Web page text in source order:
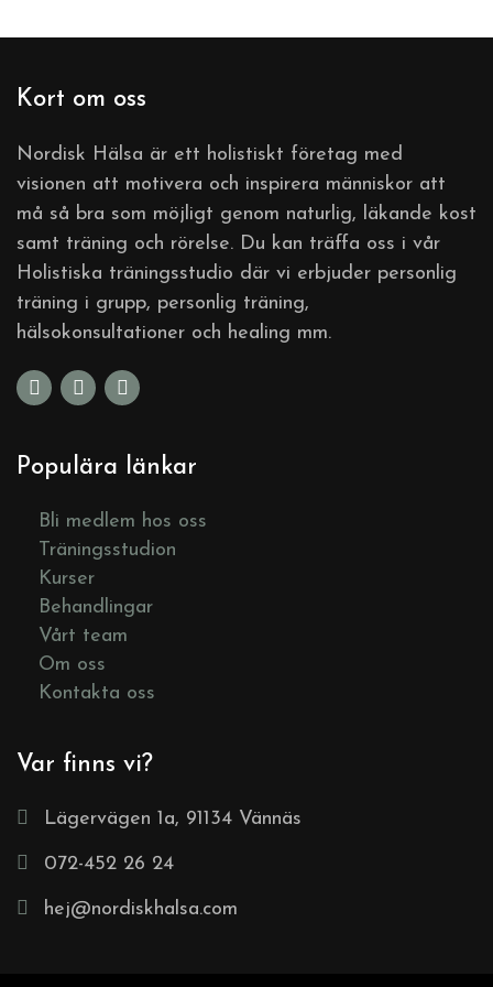
Kort om oss
Nordisk Hälsa är ett holistiskt företag med
visionen att motivera och inspirera människor att
må så bra som möjligt genom naturlig, läkande kost
samt träning och rörelse. Du kan träffa oss i vår
Holistiska träningsstudio där vi erbjuder personlig
träning i grupp, personlig träning,
hälsokonsultationer och healing mm.
Populära länkar
Bli medlem hos oss
Träningsstudion
Kurser
Behandlingar
Vårt team
Om oss
Kontakta oss
Var finns vi?
Lägervägen 1a, 91134 Vännäs
072-452 26 24
hej@nordiskhalsa.com